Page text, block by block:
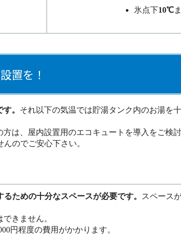
氷点下10℃
置を！
。 それ以下の気温では貯湯タンク内のお湯を
は、屋内設置用のエコキュートを導入をご検
のでご安心下さい。
ための十分なスペースが必要です。 スペース
きません。
円程度の費用がかかります。